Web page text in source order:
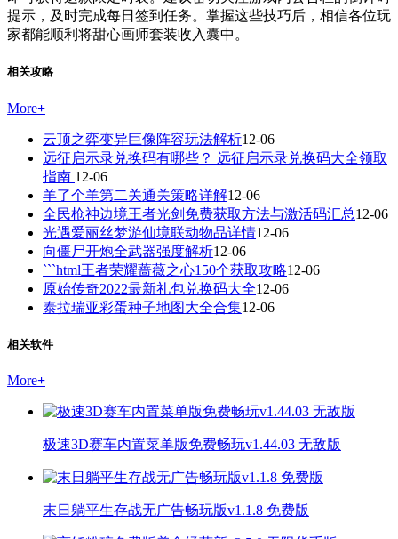
提示，及时完成每日签到任务。掌握这些技巧后，相信各位玩
家都能顺利将甜心画师套装收入囊中。
相关攻略
More+
云顶之弈变异巨像阵容玩法解析12-06
远征启示录兑换码有哪些？ 远征启示录兑换码大全领取
指南 12-06
羊了个羊第二关通关策略详解12-06
全民枪神边境王者光剑免费获取方法与激活码汇总12-06
光遇爱丽丝梦游仙境联动物品详情12-06
向僵尸开炮全武器强度解析12-06
```html王者荣耀蔷薇之心150个获取攻略12-06
原始传奇2022最新礼包兑换码大全12-06
泰拉瑞亚彩蛋种子地图大全合集12-06
相关软件
More+
极速3D赛车内置菜单版免费畅玩v1.44.03 无敌版
末日躺平生存战无广告畅玩版v1.1.8 免费版